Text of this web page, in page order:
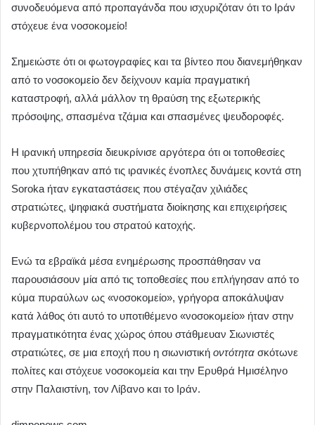
συνοδευόμενα από προπαγάνδα που ισχυριζόταν ότι το Ιράν
στόχευε ένα νοσοκομείο!
Σημειώστε ότι οι φωτογραφίες και τα βίντεο που διανεμήθηκαν
από το νοσοκομείο δεν δείχνουν καμία πραγματική
καταστροφή, αλλά μάλλον τη θραύση της εξωτερικής
πρόσοψης, σπασμένα τζάμια και σπασμένες ψευδοροφές.
Η ιρανική υπηρεσία διευκρίνισε αργότερα ότι οι τοποθεσίες
που χτυπήθηκαν από τις ιρανικές ένοπλες δυνάμεις κοντά στη
Soroka ήταν εγκαταστάσεις που στέγαζαν χιλιάδες
στρατιώτες, ψηφιακά συστήματα διοίκησης και επιχειρήσεις
κυβερνοπολέμου του στρατού κατοχής.
Ενώ τα εβραϊκά μέσα ενημέρωσης προσπάθησαν να
παρουσιάσουν μία από τις τοποθεσίες που επλήγησαν από το
κύμα πυραύλων ως «νοσοκομείο», γρήγορα αποκάλυψαν
κατά λάθος ότι αυτό το υποτιθέμενο «νοσοκομείο» ήταν στην
πραγματικότητα ένας χώρος όπου στάθμευαν Σιωνιστές
στρατιώτες, σε μια εποχή που η σιωνιστική οντότητα σκότωνε
πολίτες και στόχευε νοσοκομεία και την Ερυθρά Ημισέληνο
στην Παλαιστίνη, τον Λίβανο και το Ιράν.